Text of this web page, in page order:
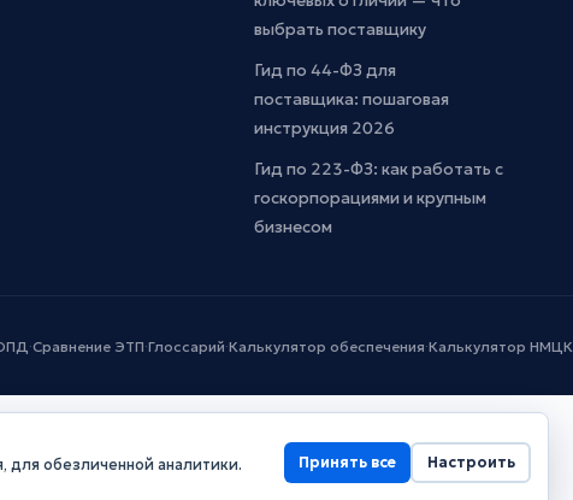
выбрать поставщику
Гид по 44-ФЗ для
поставщика: пошаговая
инструкция 2026
Гид по 223-ФЗ: как работать с
госкорпорациями и крупным
бизнесом
·Сравнение ЭТП·Глоссарий·Калькулятор обеспечения·Калькулятор НМЦК
для обезличенной аналитики.
Принять все Настроить